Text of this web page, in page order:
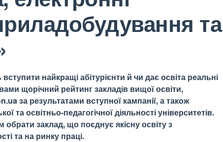
та
найкращі абітурієнти й чи дає освіта реальні
щорічний рейтинг закладів вищої освіти,
за результатами вступної кампанії, а також
та освітньо-педагогічної діяльності університетів.
заклад, що поєднує якісну освіту з
та на ринку праці.